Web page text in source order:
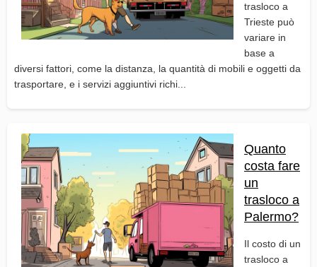
trasloco a
Trieste può
variare in
base a
diversi fattori, come la distanza, la quantità di mobili e oggetti da
trasportare, e i servizi aggiuntivi richi...
Quanto
costa fare
un
trasloco a
Palermo?
Il costo di un
trasloco a